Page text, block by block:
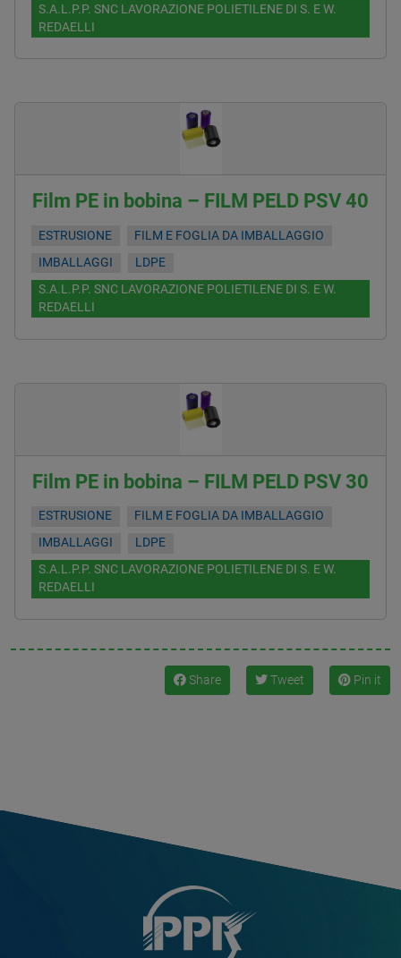
S.A.L.P.P. SNC LAVORAZIONE POLIETILENE DI S. E W.
REDAELLI
Film PE in bobina – FILM PELD PSV 40
ESTRUSIONE
FILM E FOGLIA DA IMBALLAGGIO
IMBALLAGGI
LDPE
S.A.L.P.P. SNC LAVORAZIONE POLIETILENE DI S. E W.
REDAELLI
Film PE in bobina – FILM PELD PSV 30
ESTRUSIONE
FILM E FOGLIA DA IMBALLAGGIO
IMBALLAGGI
LDPE
S.A.L.P.P. SNC LAVORAZIONE POLIETILENE DI S. E W.
REDAELLI
Share Tweet Pin it